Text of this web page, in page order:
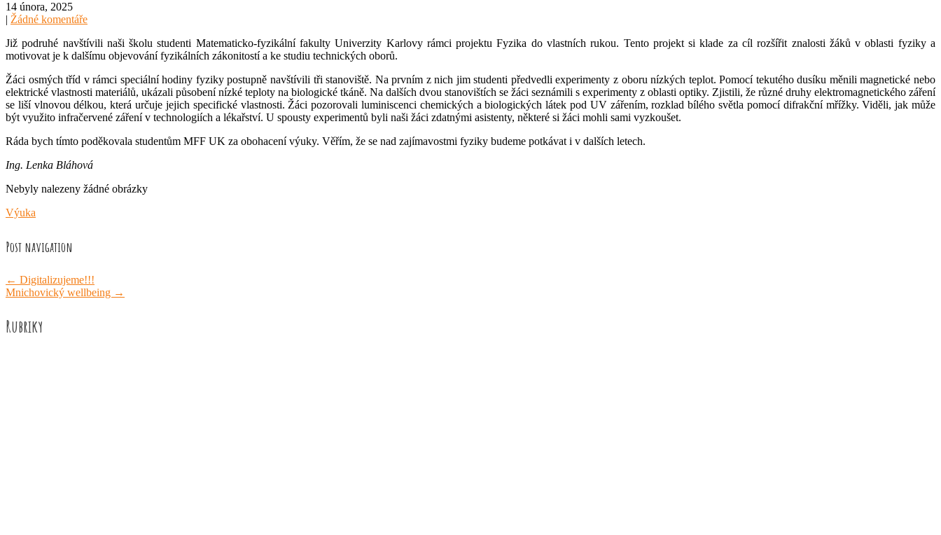
14 února, 2025
| Žádné komentáře
Již podruhé navštívili naši školu studenti Matematicko-fyzikální fakulty Univerzity Karlovy rámci projektu Fyzika do vlastních rukou. Tento projekt si klade za cíl rozšířit znalosti žáků v oblasti fyziky a
motivovat je k dalšímu objevování fyzikálních zákonitostí a ke studiu technických oborů.
Žáci osmých tříd v rámci speciální hodiny fyziky postupně navštívili tři stanoviště. Na prvním z nich jim studenti předvedli experimenty z oboru nízkých teplot. Pomocí tekutého dusíku měnili magnetické nebo
elektrické vlastnosti materiálů, ukázali působení nízké teploty na biologické tkáně. Na dalších dvou stanovištích se žáci seznámili s experimenty z oblasti optiky. Zjistili, že různé druhy elektromagnetického záření
se liší vlnovou délkou, která určuje jejich specifické vlastnosti. Žáci pozorovali luminiscenci chemických a biologických látek pod UV zářením, rozklad bílého světla pomocí difrakční mřížky. Viděli, jak může
být využito infračervené záření v technologiích a lékařství. U spousty experimentů byli naši žáci zdatnými asistenty, některé si žáci mohli sami vyzkoušet.
Ráda bych tímto poděkovala studentům MFF UK za obohacení výuky. Věřím, že se nad zajímavostmi fyziky budeme potkávat i v dalších letech.
Ing. Lenka Bláhová
Nebyly nalezeny žádné obrázky
Výuka
Post navigation
← Digitalizujeme!!!
Mnichovický wellbeing →
Rubriky